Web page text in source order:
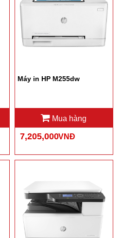
Máy in HP M255dw
Mua hàng
7,205,000VNĐ